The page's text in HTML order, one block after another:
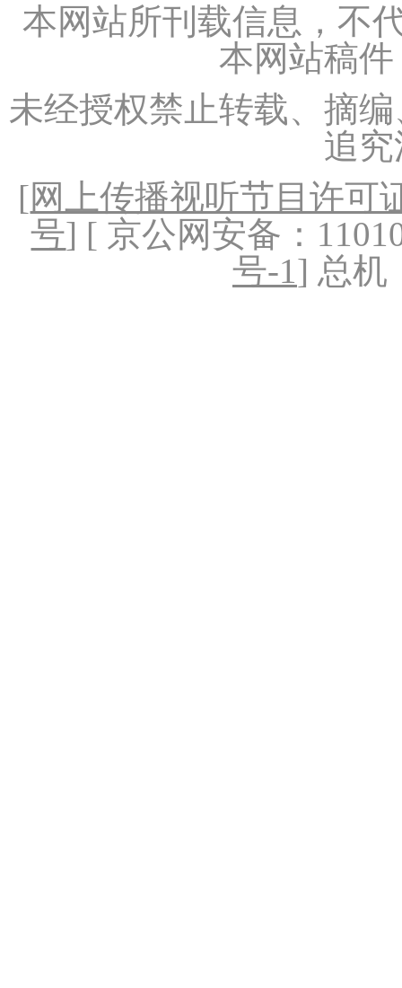
本网站所刊载信息，不
本网站稿
未经授权禁止转载、摘
追
[网上传播视听节目许可
号] [ 京公网安备：
号-1] 总机